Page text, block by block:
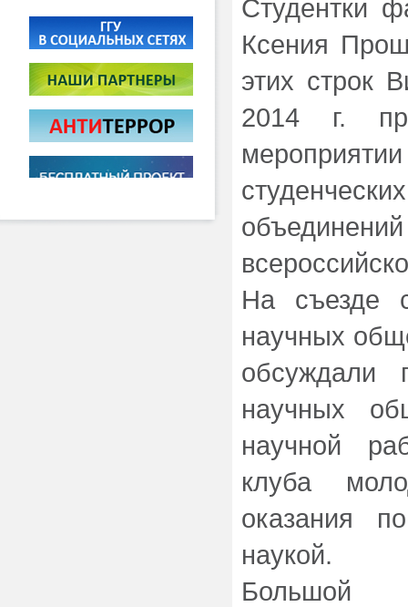
Студентки
Ксения
этих строк
2014 г.
На съезде
научных
обсуждали
научных
научной
клуба
оказания
наукой.
Большой